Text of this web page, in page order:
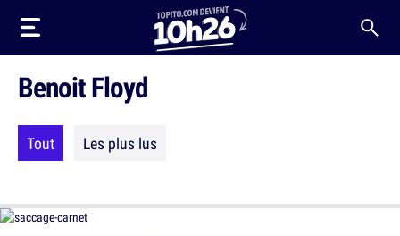
Benoit Floyd
Tout Les plus lus